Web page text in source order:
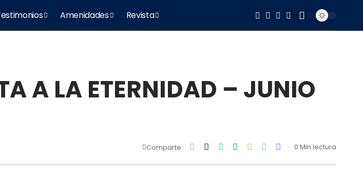
Amenidades Revista
A LA ETERNIDAD – JUNIO
Comparte 0 Min lectura